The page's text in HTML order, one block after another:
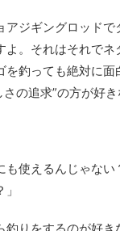
アジギングロッド
よ。それはそれで
を釣っても絶対に
の追求”の方が好き
も使えるんじゃな